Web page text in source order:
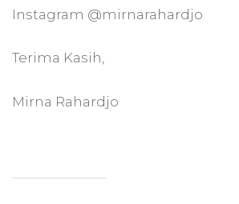
Instagram @mirnarahardjo
Terima Kasih,
Mirna Rahardjo